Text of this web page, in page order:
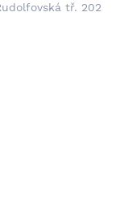
tř. 202